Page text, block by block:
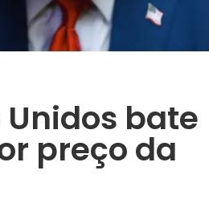
Unidos bate
preço da